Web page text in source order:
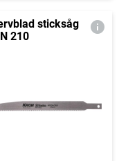
sticksåg
210